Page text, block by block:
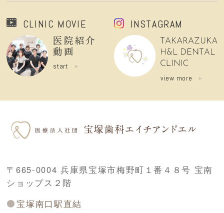
CLINIC MOVIE
医院紹介
動画
start
INSTAGRAM
view more
〒665-0004 兵庫県宝塚市梅野町１番４８号 宝南
ショップス２階
宝塚南口駅直結